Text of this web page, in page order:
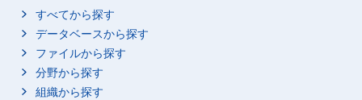
すべてから探す
データベースから探す
ファイルから探す
分野から探す
組織から探す